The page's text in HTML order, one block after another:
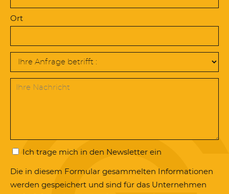
Alle akzeptieren
Personalisieren
Datenschutzbestimmungen
Ort
Ich trage mich in den Newsletter ein
Die in diesem Formular gesammelten Informationen
werden gespeichert und sind für das Unternehmen